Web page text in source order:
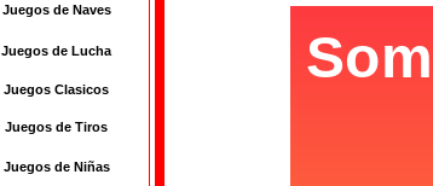
Juegos de Naves
Juegos de Lucha
Juegos Clasicos
Juegos de Tiros
Juegos de Niñas